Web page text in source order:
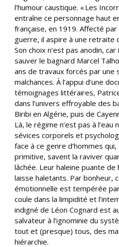
l’humour caustique. « Les
entraîne ce personnage haut
française, en 1919. Affecté
guerre, il aspire à une retraite
Son choix n’est pas anodin,
sauver le bagnard Marcel
ans de travaux forcés par une
malchances. À l’appui d’une
témoignages littéraires,
dans l’univers effroyable des
Biribi en Algérie, puis de
Là, le régime n’est pas à l’eau
sévices corporels et
face à ce genre d’hommes
primitive, savent la raviver
lâchée. Leur haleine puante
laisse haletants. Par bonheur,
émotionnelle est tempérée
coule dans la limpidité et
indigné de Léon Cognard est
salvateur à l’ignominie du
tout et (presque) tous, des
hiérarchie.